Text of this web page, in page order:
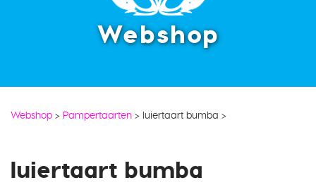
Webshop
Webshop > Pampertaarten > luiertaart bumba >
luiertaart bumba